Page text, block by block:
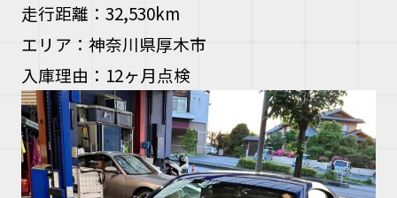
走行距離：32,530km
エリア：神奈川県厚木市
入庫理由：12ヶ月点検